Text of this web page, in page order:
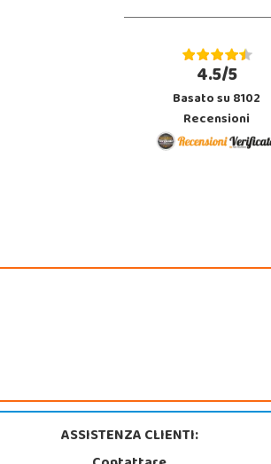
4.5/5
Basato su 8102
Recensioni
ASSISTENZA CLIENTI: